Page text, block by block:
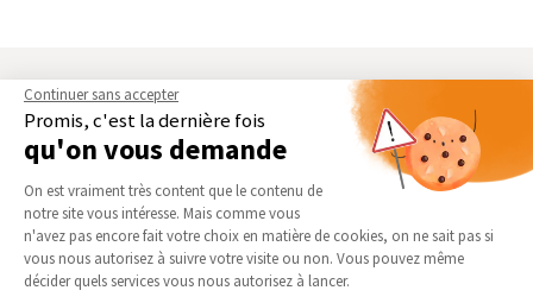
AGENCE DE MERIGNIES
Qui sommes-nous
Actualités
Notre charte qualité
Partenaires
Trouver une agence
Devenir franchisé
NOS DOMAINES
D’INTERVENTION
EXTENSION
RÉNOVATION INTÉRIEURE
TRAVAUX EXTÉRIEURS
NOS PARTENAIRES
Continuer sans accepter
Promis, c'est la dernière fois
qu'on vous demande
Plateforme de Gestion du
On est vraiment très content que le contenu de
notre site vous intéresse. Mais comme vous
n'avez pas encore fait votre choix en matière de cookies, on ne sait pas si
vous nous autorisez à suivre votre visite ou non. Vous pouvez même
décider quels services vous nous autorisez à lancer.
Axeptio consent